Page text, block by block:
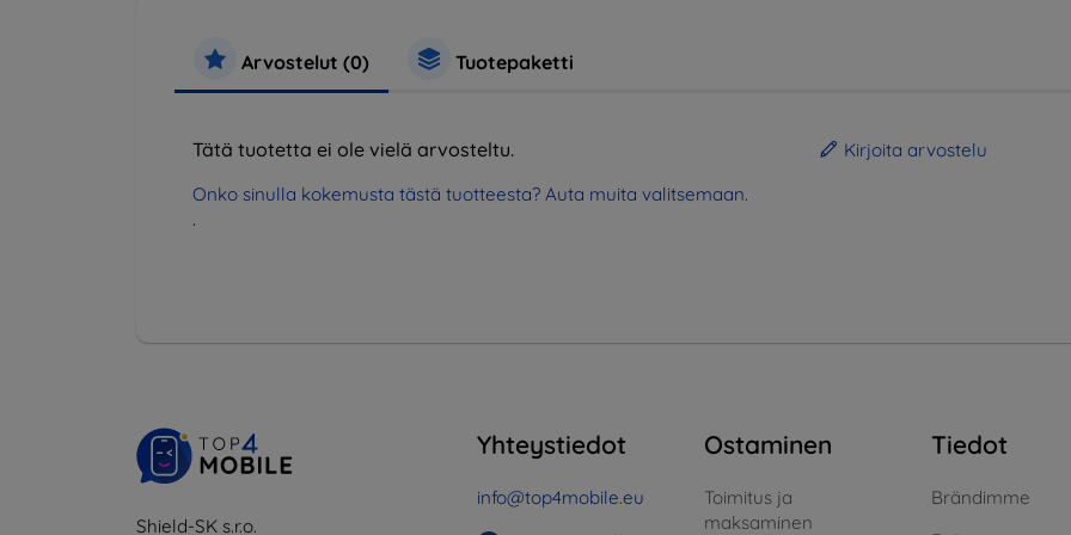
Arvostelut (0) Tuotepaketti
Tätä tuotetta ei ole vielä arvosteltu.
Onko sinulla kokemusta tästä tuotteesta? Auta muita valitsemaan.
.
Kirjoita arvostelu
Shield-SK s.r.o.
Yhteystiedot
info@top4mobile.eu
Ostaminen
Toimitus ja
maksaminen
Tiedot
Brändimme